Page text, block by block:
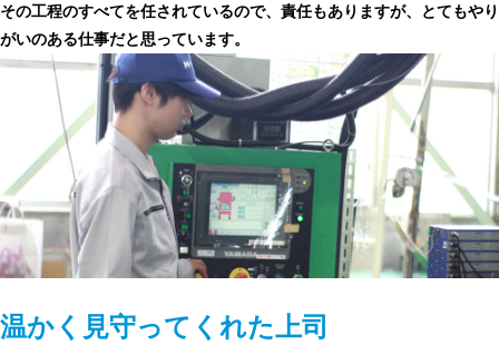
その工程のすべてを任されているので、責任もありますが、とてもやり
がいのある仕事だと思っています。
温かく見守ってくれた上司